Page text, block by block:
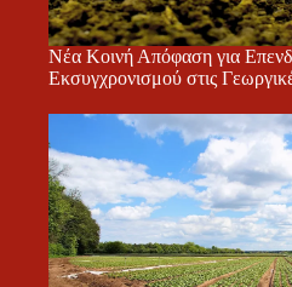
Νέα Κοινή Απόφαση για
Εκσυγχρονισμού στις